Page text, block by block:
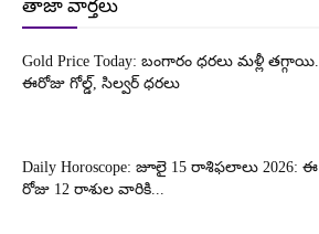
తాజా వార్తలు
Gold Price Today: బంగారం ధరలు మళ్లీ తగ్గాయి..
ఈరోజు గోల్డ్, సిల్వర్ ధరలు
Daily Horoscope: జూలై 15 రాశిఫలాలు 2026: ఈ
రోజు 12 రాశుల వారికి...